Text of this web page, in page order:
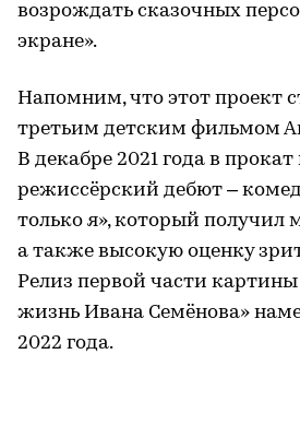
возрождать сказочных
экране».
Напомним, что этот проект
третьим детским фильмом
В декабре 2021 года в
режиссёрский дебют –
только я», который получил
а также высокую оценку
Релиз первой части
жизнь Ивана Семёнова»
2022 года.